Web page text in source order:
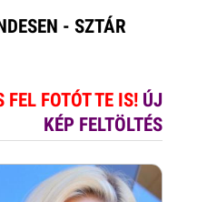
- SZTÁR
FEL FOTÓT TE IS! ÚJ
KÉP FELTÖLTÉS